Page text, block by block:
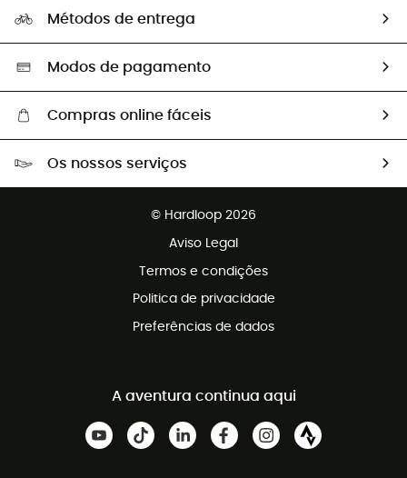
Trocas & Devoluções
Os nossos embaixadores
Seleção eco-responsável
Métodos de entrega
Modos de pagamento
Compras online fáceis
Devoluções gratuitas em 100 dias
Os nossos serviços
© Hardloop 2026
Aviso Legal
Termos e condições
Politica de privacidade
Preferências de dados
A aventura continua aqui